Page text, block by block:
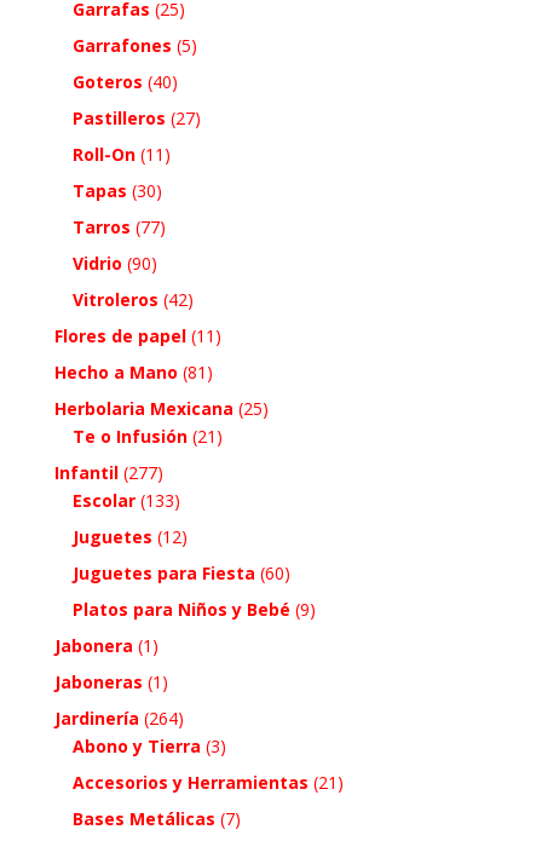
Garrafas (25)
Garrafones (5)
Goteros (40)
Pastilleros (27)
Roll-On (11)
Tapas (30)
Tarros (77)
Vidrio (90)
Vitroleros (42)
Flores de papel (11)
Hecho a Mano (81)
Herbolaria Mexicana (25)
Te o Infusión (21)
Infantil (277)
Escolar (133)
Juguetes (12)
Juguetes para Fiesta (60)
Platos para Niños y Bebé (9)
Jabonera (1)
Jaboneras (1)
Jardinería (264)
Abono y Tierra (3)
Accesorios y Herramientas (21)
Bases Metálicas (7)